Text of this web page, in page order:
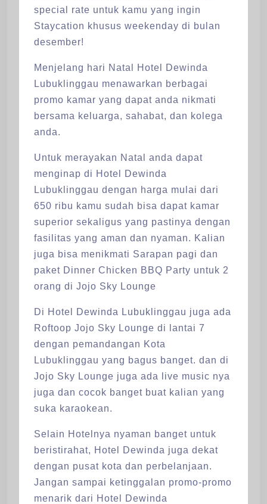
special rate untuk kamu yang ingin
Staycation khusus weekenday di bulan
desember!
Menjelang hari Natal Hotel Dewinda
Lubuklinggau menawarkan berbagai
promo kamar yang dapat anda nikmati
bersama keluarga, sahabat, dan kolega
anda.
Untuk merayakan Natal anda dapat
menginap di Hotel Dewinda
Lubuklinggau dengan harga mulai dari
650 ribu kamu sudah bisa dapat kamar
superior sekaligus yang pastinya dengan
fasilitas yang aman dan nyaman. Kalian
juga bisa menikmati Sarapan pagi dan
paket Dinner Chicken BBQ Party untuk 2
orang di Jojo Sky Lounge
Di Hotel Dewinda Lubuklinggau juga ada
Roftoop Jojo Sky Lounge di lantai 7
dengan pemandangan Kota
Lubuklinggau yang bagus banget. dan di
Jojo Sky Lounge juga ada live music nya
juga dan cocok banget buat kalian yang
suka karaokean.
Selain Hotelnya nyaman banget untuk
beristirahat, Hotel Dewinda juga dekat
dengan pusat kota dan perbelanjaan.
Jangan sampai ketinggalan promo-promo
menarik dari Hotel Dewinda